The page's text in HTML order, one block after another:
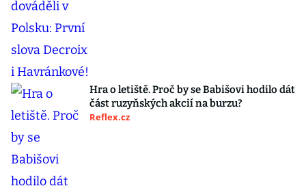
Hra o letiště. Proč by se Babišovi hodilo dát
část ruzyňských akcií na burzu?
Reflex.cz